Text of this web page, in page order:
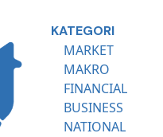
KATEGORI
MARKET
MAKRO
FINANCIAL
BUSINESS
NATIONAL